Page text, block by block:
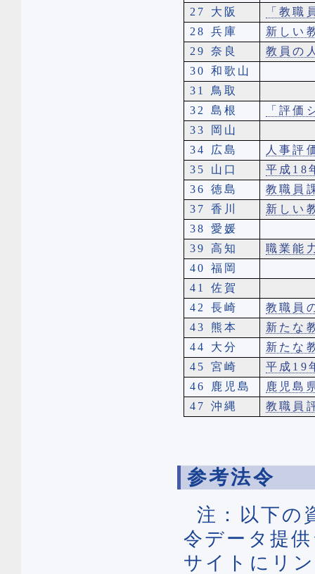
27 大阪
「教職
28 兵庫
新しい
29 奈良
教員の
30 和歌山
31 鳥取
32 島根
「評価
33 岡山
34 広島
人事評
35 山口
平成18
36 徳島
教職員
37 香川
新しい
38 愛媛
39 高知
職業能
40 福岡
41 佐賀
42 長崎
教職員
43 熊本
新たな
44 大分
新たな
45 宮崎
平成19
46 鹿児島
鹿児島
47 沖縄
教職員
参考法令
注：以下の
令データ提
サイトにリ